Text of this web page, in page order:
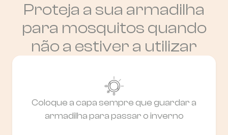
Proteja a sua armadilha
para mosquitos quando
não a estiver a utilizar
Coloque a capa sempre que guardar a
armadilha para passar o inverno